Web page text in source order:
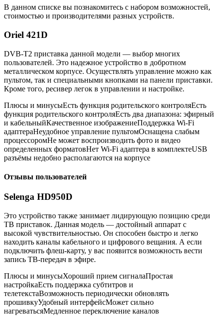
В данном списке вы познакомитесь с набором возможностей,
стоимостью и производителями разных устройств.
Oriel 421D
DVB-T2 приставка данной модели — выбор многих
пользователей. Это надежное устройство в добротном
металлическом корпусе. Осуществлять управление можно как
пультом, так и специальными кнопками на панели приставки.
Кроме того, ресивер легок в управлении и настройке.
Плюсы и минусыЕсть функция родительского контроляЕсть
функция родительского контроляЕсть два диапазона: эфирный
и кабельныйКачественное изображениеПоддержка Wi-Fi
адаптераНеудобное управление пультомОснащена слабым
процессоромНе может воспроизводить фото и видео
определенных форматовНет Wi-Fi адаптера в комплектеUSB
разъёмы недобно располагаются на корпусе
Отзывы пользователей
Selenga HD950D
Это устройство также занимает лидирующую позицию среди
ТВ приставок. Данная модель — достойный аппарат с
высокой чувствительностью. Он способен быстро и легко
находить каналы кабельного и цифрового вещания. А если
подключить флеш-карту, у вас появится возможность вести
запись ТВ-передач в эфире.
Плюсы и минусыХороший прием сигналаПростая
настройкаЕсть поддержка субтитров и
телетекстаВозможность периодически обновлять
прошивкуУдобный интерфейсМожет сильно
нагреватьсяМедленное переключение каналов